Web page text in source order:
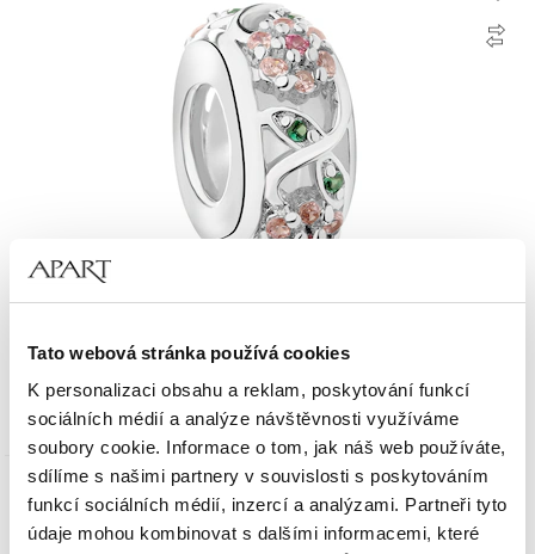
Tato webová stránka používá cookies
K personalizaci obsahu a reklam, poskytování funkcí
sociálních médií a analýze návštěvnosti využíváme
soubory cookie. Informace o tom, jak náš web používáte,
sdílíme s našimi partnery v souvislosti s poskytováním
funkcí sociálních médií, inzercí a analýzami. Partneři tyto
údaje mohou kombinovat s dalšími informacemi, které
990 Kč
Slevy